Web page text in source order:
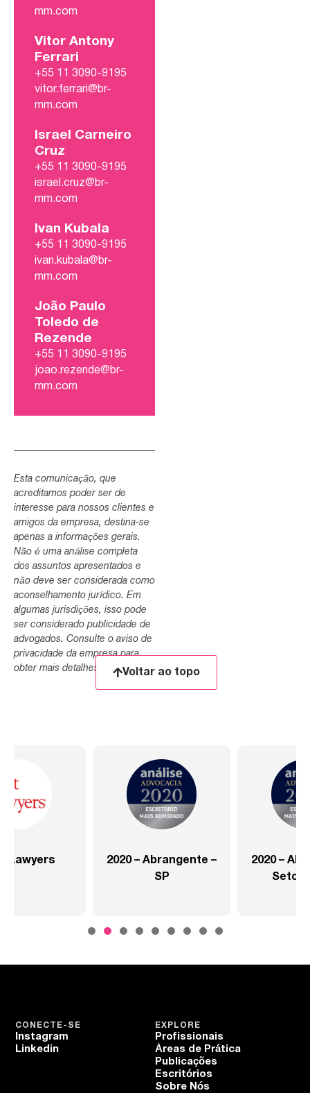
mm.com
Vitor Antony
Ferrari
+55 11 3090-9195
vitor.ferrari@br-
mm.com
Israel Carneiro
Cruz
+55 11 3090-9195
israel.cruz@br-
mm.com
Ivan Kubala
+55 11 3090-9195
ivan.kubala@br-
mm.com
João Paulo
Toledo de
Rezende
+55 11 3090-9195
joao.rezende@br-
mm.com
Esta comunicação, que
acreditamos poder ser de
interesse para nossos clientes e
amigos da empresa, destina-se
apenas a informações gerais.
Não é uma análise completa
dos assuntos apresentados e
não deve ser considerada como
aconselhamento jurídico. Em
algumas jurisdições, isso pode
ser considerado publicidade de
advogados. Consulte o aviso de
privacidade da empresa para
obter mais detalhes.
Voltar ao topo
2020 – Abrangente –
2020 – Abrangente –
EXPLORE
Profissionais
Áreas de Prática
Publicações
Escritórios
Sobre Nós
CONECTE-SE
Instagram
Linkedin